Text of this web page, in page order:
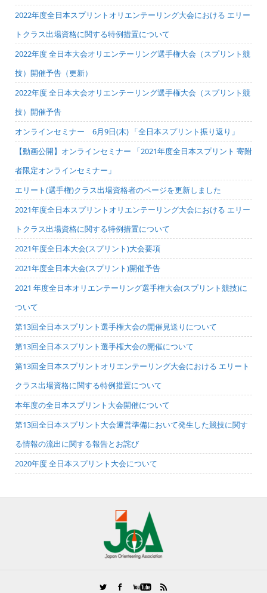
2022年度全日本スプリントオリエンテーリング大会における エリー
トクラス出場資格に関する特例措置について
2022年度 全日本大会オリエンテーリング選手権大会（スプリント競
技）開催予告（更新）
2022年度 全日本大会オリエンテーリング選手権大会（スプリント競
技）開催予告
オンラインセミナー 6月9日(木) 「全日本スプリント振り返り」
【動画公開】オンラインセミナー 「2021年度全日本スプリント 寄附
者限定オンラインセミナー」
エリート(選手権)クラス出場資格者のページを更新しました
2021年度全日本スプリントオリエンテーリング大会における エリー
トクラス出場資格に関する特例措置について
2021年度全日本大会(スプリント)大会要項
2021年度全日本大会(スプリント)開催予告
2021 年度全日本オリエンテーリング選手権大会(スプリント競技)に
ついて
第13回全日本スプリント選手権大会の開催見送りについて
第13回全日本スプリント選手権大会の開催について
第13回全日本スプリントオリエンテーリング大会における エリート
クラス出場資格に関する特例措置について
本年度の全日本スプリント大会開催について
第13回全日本スプリント大会運営準備において発生した競技に関す
る情報の流出に関する報告とお詫び
2020年度 全日本スプリント大会について